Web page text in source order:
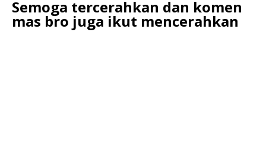
Semoga tercerahkan dan komen
mas bro juga ikut mencerahkan